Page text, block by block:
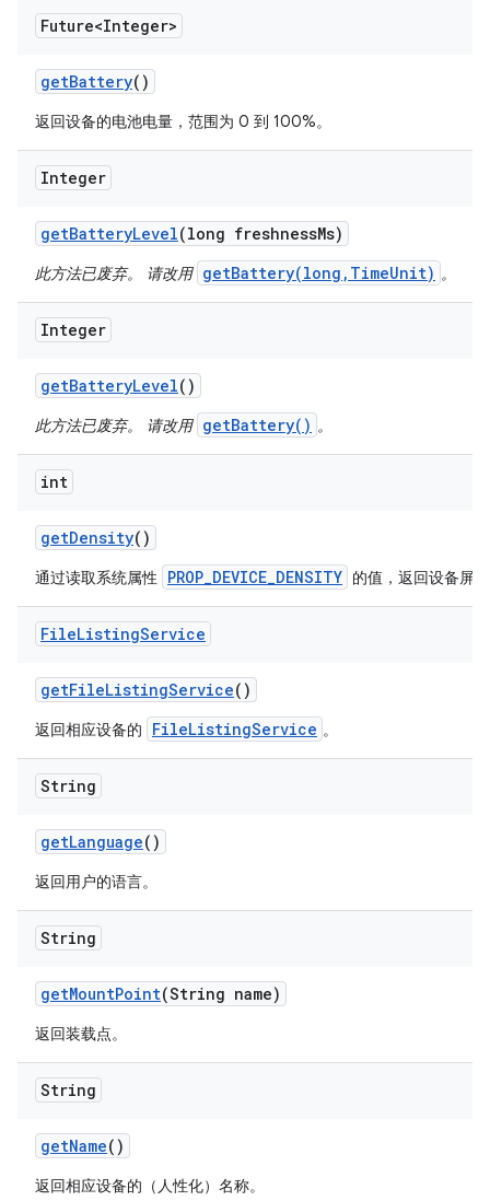
Future<Integer>
getBattery()
返回设备的电池电量，范围为 0 到 100%。
Integer
getBatteryLevel(long freshnessMs)
此方法已废弃。 请改用 getBattery(long,TimeUnit) 。
Integer
getBatteryLevel()
此方法已废弃。 请改用 getBattery() 。
int
getDensity()
通过读取系统属性 PROP_DEVICE_DENSITY 的值，返回设备屏
FileListingService
getFileListingService()
返回相应设备的 FileListingService 。
String
getLanguage()
返回用户的语言。
String
getMountPoint(String name)
返回装载点。
String
getName()
返回相应设备的（人性化）名称。